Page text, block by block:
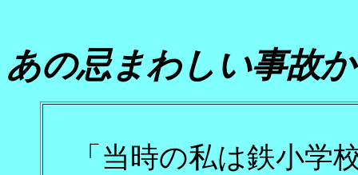
あの忌まわしい事故
「当時の私は鉄小学